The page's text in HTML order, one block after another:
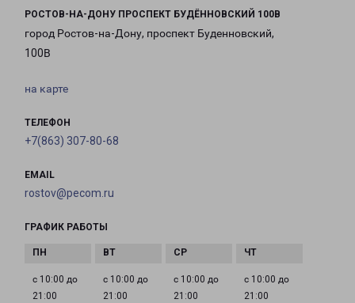
РОСТОВ-НА-ДОНУ ПРОСПЕКТ БУДЁННОВСКИЙ 100В
город Ростов-на-Дону, проспект Буденновский,
100В
на карте
ТЕЛЕФОН
+7(863) 307-80-68
EMAIL
rostov@pecom.ru
ГРАФИК РАБОТЫ
с 10:00 до
21:00
с 10:00 до
21:00
с 10:00 до
21:00
с 10:00 до
21:00